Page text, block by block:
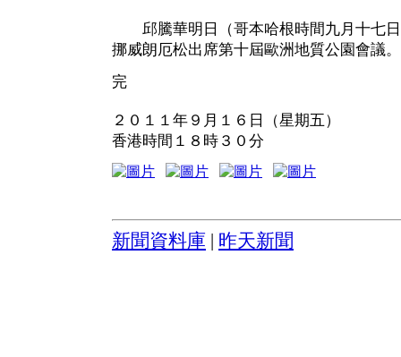
邱騰華明日（哥本哈根時間九月十七日
挪威朗厄松出席第十屆歐洲地質公園會議。
完
２０１１年９月１６日（星期五）
香港時間１８時３０分
新聞資料庫 昨天新聞